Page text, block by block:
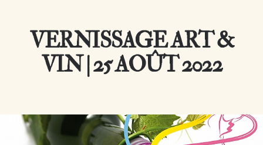
VERNISSAGE ART &
VIN | 25 AOÛT 2022